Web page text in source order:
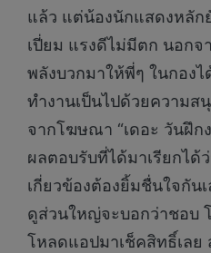
แล้ว แต่น้องนักแสดงหลัก
เปี่ยม แรงดีไม่มีตก นอกจ
พลังบวกมาให้พี่ๆ ในกองไ
ทำงานเป็นไปด้วยความส
จากโฆษณา “เดอะ วันฝึก
ผลตอบรับที่ได้มาเรียกไ
เกี่ยวข้องต้องยิ้มชื่นใจกัน
ดูส่วนใหญ่จะบอกว่าชอบ
โหลดแอปมาเช็คสิทธิ์เลย